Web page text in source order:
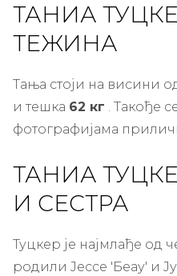
ТАНИА
ТЕЖИНА
Тања стоји на висини
и тешка 62 кг . Такође
фотографијама
ТАНИА
И СЕСТРА
Туцкер је најмлађе од
родили Јессе 'Беау' и